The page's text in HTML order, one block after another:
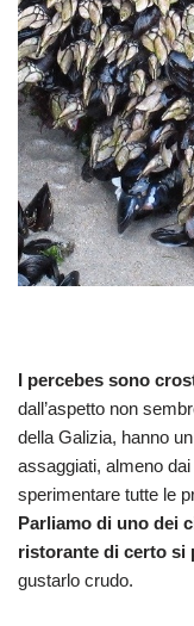
I percebes sono
dall’aspetto non
della Galizia, hanno
assaggiati, almeno
sperimentare tutte le
Parliamo di uno dei
ristorante di certo si
gustarlo crudo.